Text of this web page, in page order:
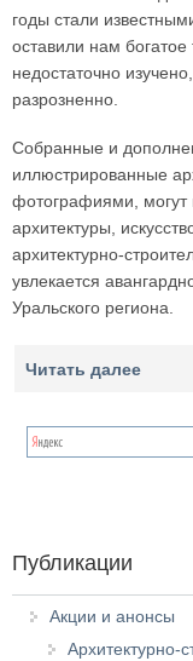
годы стали
оставили нам
недостаточно
разрозненно.
Собранные и
иллюстрированные
фотографиями, могут
архитектуры,
архитектурно-
увлекается
Уральского региона.
Читать далее
Публикации
Акции и анонсы
Архитектурно-